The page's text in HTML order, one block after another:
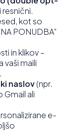
kot so
PONUDBA”
in klikov –
vaši maili
naslov(npr.
ali
e-